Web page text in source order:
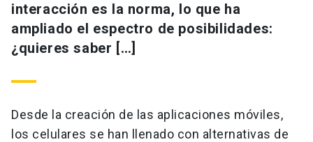
interacción es la norma, lo que ha
ampliado el espectro de posibilidades:
¿quieres saber […]
Desde la creación de las aplicaciones móviles,
los celulares se han llenado con alternativas de